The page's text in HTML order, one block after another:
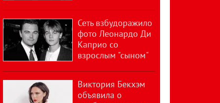
Сеть взбудоражило
фото Леонардо Ди
Каприо со
взрослым "сыном"
Виктория Бекхэм
объявила о